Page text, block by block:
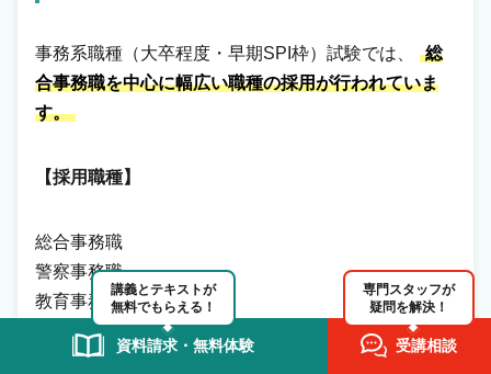
事務系職種（大卒程度・早期SPI枠）試験では、
総
合事務職を中心に幅広い職種の採用が行われていま
す。
【採用職種】
総合事務職
警察事務職
教育事務職
小中学校事務職
講義とテキストが
無料でもらえる！
資料請求・無料体験
専門スタッフが
疑問を解決！
受講相談